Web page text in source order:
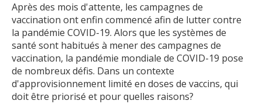
Après des mois d'attente, les campagnes de
vaccination ont enfin commencé afin de lutter contre
la pandémie COVID-19. Alors que les systèmes de
santé sont habitués à mener des campagnes de
vaccination, la pandémie mondiale de COVID-19 pose
de nombreux défis. Dans un contexte
d'approvisionnement limité en doses de vaccins, qui
doit être priorisé et pour quelles raisons?